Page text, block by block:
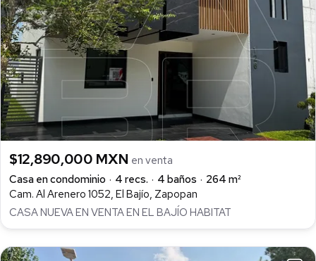
$12,890,000 MXN en venta
Casa en condominio
4 recs. 4 baños
264 m²
Cam. Al Arenero 1052, El Bajío, Zapopan
CASA NUEVA EN VENTA EN EL BAJÍO HABITAT